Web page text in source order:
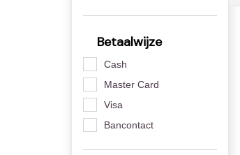
Betaalwijze
Cash
Master Card
Visa
Bancontact